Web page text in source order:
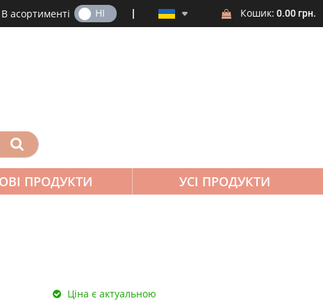
Кошик: 0.00 грн.
В асортименті
ТАК НІ
ПРОДУКТИ УСІ ПРОДУКТИ
Ціна є актуальною